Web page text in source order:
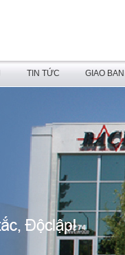
TIN TỨC GIAO